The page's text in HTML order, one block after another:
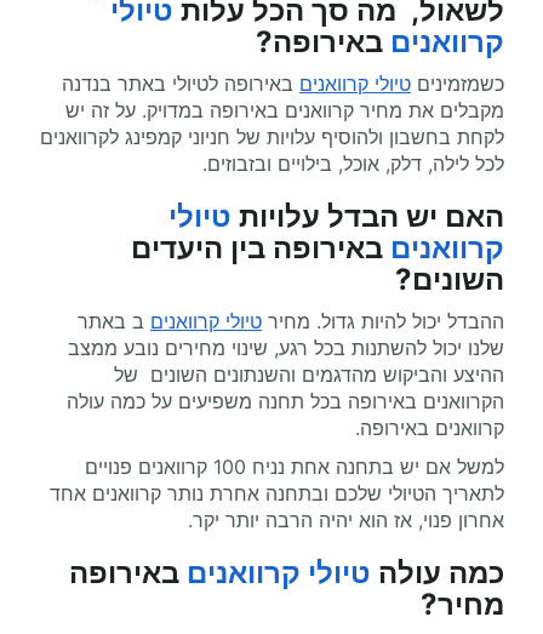
לשאול, מה סך הכל עלות טיולי
קרוואנים באירופה?
כשמזמינים טיולי קרוואנים באירופה לטיולי באתר בנדנה
מקבלים את מחיר קרוואנים באירופה במדויק. על זה יש
לקחת בחשבון ולהוסיף עלויות של חניוני קמפינג לקרוואנים
לכל לילה, דלק, אוכל, בילויים ובזבוזים.
האם יש הבדל עלויות טיולי
קרוואנים באירופה בין היעדים
השונים?
ההבדל יכול להיות גדול. מחיר טיולי קרוואנים ב באתר
שלנו יכול להשתנות בכל רגע, שינוי מחירים נובע ממצב
ההיצע והביקוש מהדגמים והשנתונים השונים של
הקרוואנים באירופה בכל תחנה משפיעים על כמה עולה
קרוואנים באירופה.
למשל אם יש בתחנה אחת נניח 100 קרוואנים פנויים
לתאריך הטיולי שלכם ובתחנה אחרת נותר קרוואנים אחד
אחרון פנוי, אז הוא יהיה הרבה יותר יקר.
כמה עולה טיולי קרוואנים באירופה
מחיר?